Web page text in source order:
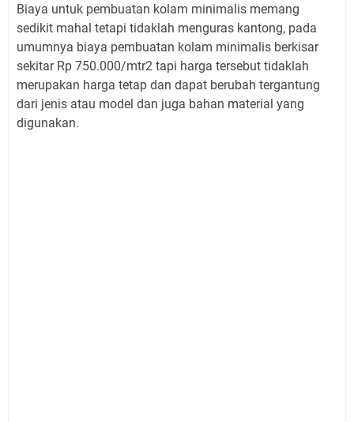
Biaya untuk pembuatan kolam minimalis memang
sedikit mahal tetapi tidaklah menguras kantong, pada
umumnya biaya pembuatan kolam minimalis berkisar
sekitar Rp 750.000/mtr2 tapi harga tersebut tidaklah
merupakan harga tetap dan dapat berubah tergantung
dari jenis atau model dan juga bahan material yang
digunakan.